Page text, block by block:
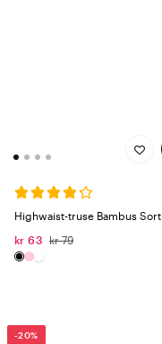
Highwaist-truse Bambus Sort
kr 63 kr 79
-20%